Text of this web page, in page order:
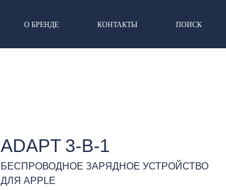
О БРЕНДЕ КОНТАКТЫ ПОИСК
ADAPT 3-В-1
БЕСПРОВОДНОЕ ЗАРЯДНОЕ УСТРОЙСТВО
ДЛЯ APPLE